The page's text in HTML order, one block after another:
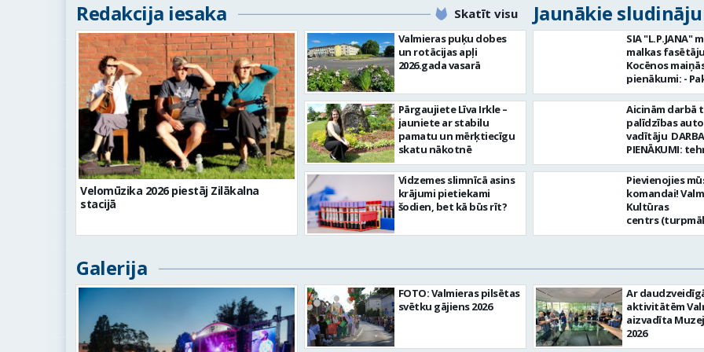
Redakcija iesaka Skatīt visu Jaunākie
Velomūzika 2026 piestāj Zilākalna
stacijā
Valmieras puķu dobes
un rotācijas apļi
2026.gada vasarā
Pārgaujiete Līva Irkle –
jauniete ar stabilu
pamatu un mērķtiecīgu
skatu nākotnē
Vidzemes slimnīcā asins
krājumi pietiekami
šodien, bet kā būs rīt?
SIA "L.P.JANA"
malkas
Kocēnos maiņās.
pienākumi: -
kamīnmalku,
darba
Marķēt un
gatavo
Rūpēties par
darba vietā Prasības
kandidātiem: -
fiziskā izturība
Precizitāte un
Prasme un
komandā Uzņēmums
EUR 1200
laikā izmaksātu
Profesionālus
atbalstošus
Lūgums CV sūtīt
pastu:
Aicinām darbā
palīdzības
vadītāju DARBA
PIENĀKUMI:
palīdzības
evakuācija
remonts
profesionālā
vispārējā vidējā
DE, CE
vadītāja
Pievienojies
komandai!
Kultūras
centrs
Iestāde) aicina
nenoteiktu
vietas adrese:
10, Valmiera Ja Tev ir
vēlme:
skaņas un
iekārtu un to
Galerija
FOTO: Valmieras pilsētas
svētku gājiens 2026
Ar
aktivitātēm
aizvadīta
2026